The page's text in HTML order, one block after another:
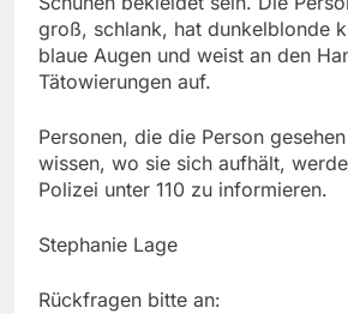
groß, schlank, hat dunkelblonde
blaue Augen und weist an den
Tätowierungen auf.
Personen, die die Person
wissen, wo sie sich aufhält,
Polizei unter 110 zu informieren.
Stephanie Lage
Rückfragen bitte an: